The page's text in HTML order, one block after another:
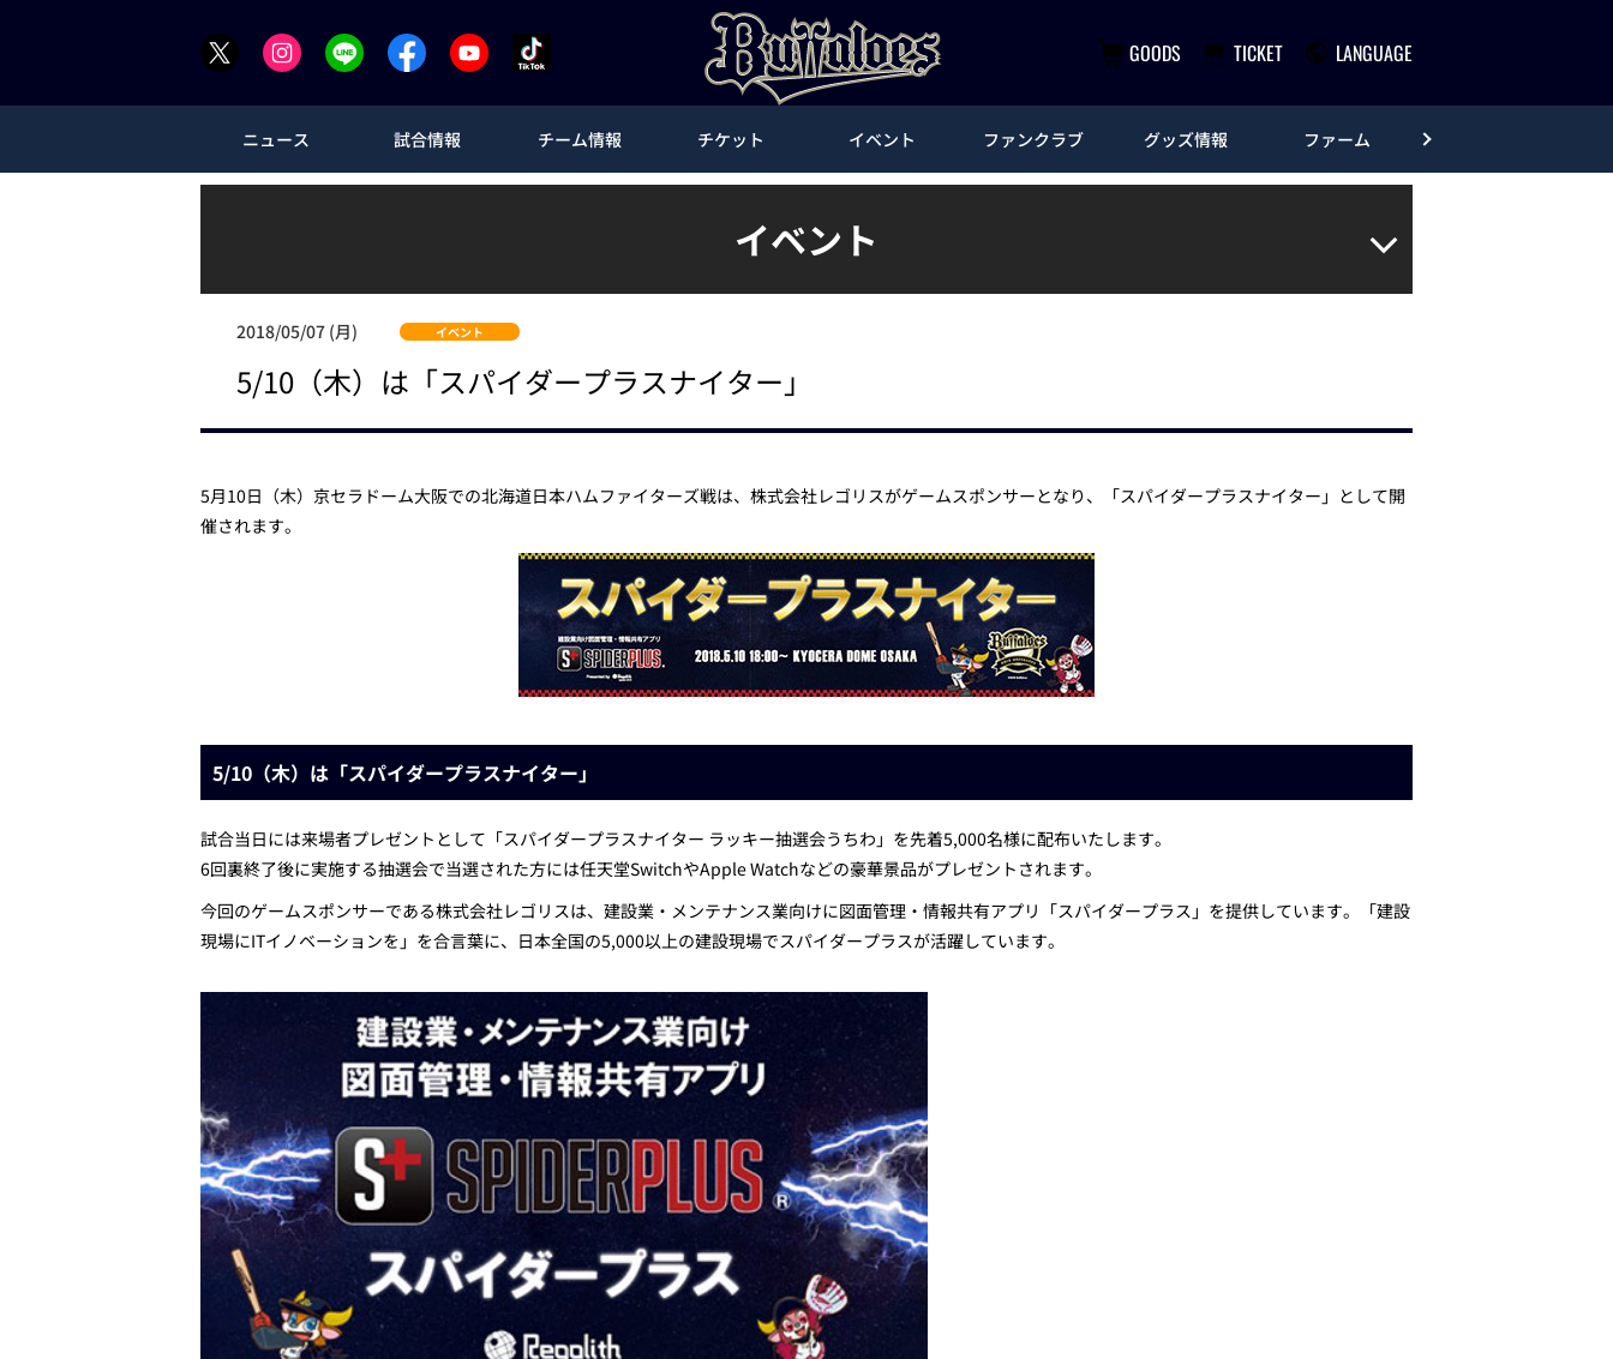
GOODS TICKET LANGUAGE
ニュース 試合情報 チーム情報 チケット イベント ファンクラブ グッズ情報 ファーム
イベント
2018/05/07 (月) イベント
5/10（木）は「スパイダープラスナイター」
5月10日（木）京セラドーム大阪での北海道日本ハムファイターズ戦は、株式会社レゴリスがゲームスポンサーとなり、「スパイダープラスナイター」として開
催されます。
5/10（木）は「スパイダープラスナイター」
試合当日には来場者プレゼントとして「スパイダープラスナイター ラッキー抽選会うちわ」を先着5,000名様に配布いたします。
6回裏終了後に実施する抽選会で当選された方には任天堂SwitchやApple Watchなどの豪華景品がプレゼントされます。
今回のゲームスポンサーである株式会社レゴリスは、建設業・メンテナンス業向けに図面管理・情報共有アプリ「スパイダープラス」を提供しています。「建設
現場にITイノベーションを」を合言葉に、日本全国の5,000以上の建設現場でスパイダープラスが活躍しています。